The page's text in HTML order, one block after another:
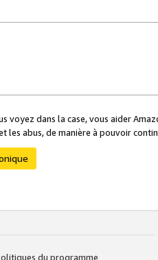
voyez dans la case, vous aider
les abus, de manière à pouvoir
du programme